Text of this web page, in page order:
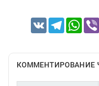
VK Telegram
КОММЕНТИРОВАНИЕ